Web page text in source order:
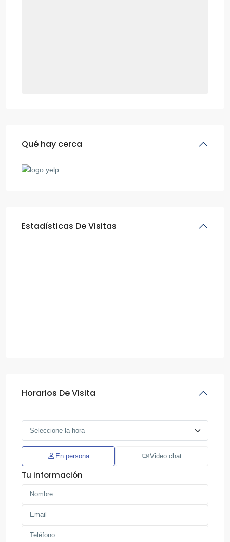
Qué hay cerca
Estadísticas De Visitas
Horarios De Visita
En persona Video chat
Tu información